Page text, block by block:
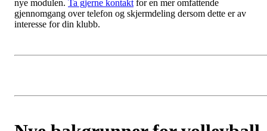
nye modulen. Ta gjerne kontakt for en mer omfattende
gjennomgang over telefon og skjermdeling dersom dette er av
interesse for din klubb.